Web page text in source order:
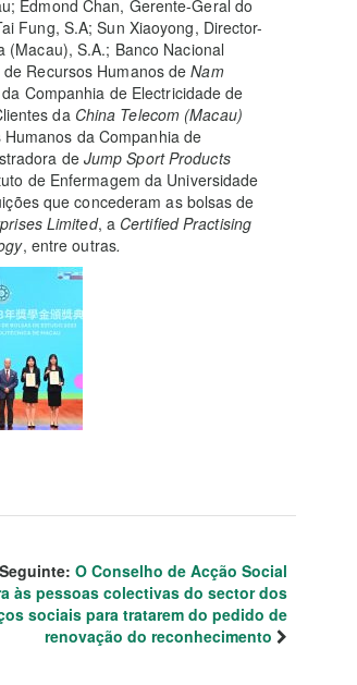
Edmond Chan, Gerente-Geral do
Fung, S.A; Sun Xiaoyong, Director-
S.A.; Banco Nacional
de Recursos Humanos deNam
Companhia de Electricidade de
da China Telecom (Macau)
da Companhia de
de Jump Sport Products
de Enfermagem da Universidade
que concederam as bolsas de
Limited, a Certified Practising
, entre outras.
Seguinte: O Conselho de Acção Social
às pessoas colectivas do sector dos
sociais para tratarem do pedido de
renovação do reconhecimento